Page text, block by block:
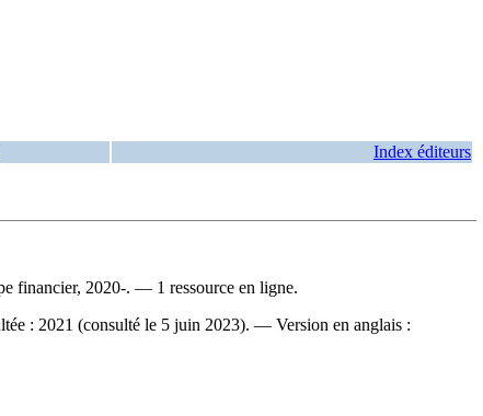
Index éditeurs
financier, 2020-. — 1 ressource en ligne.
: 2021 (consulté le 5 juin 2023). — Version en anglais :